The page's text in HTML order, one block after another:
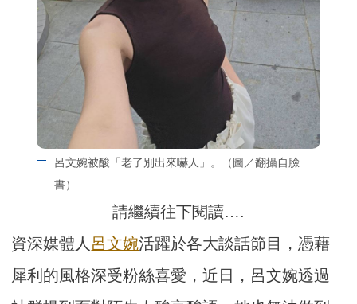
呂文婉被酸「老了別出來嚇人」。（圖／翻攝自臉
書）
請繼續往下閱讀….
資深媒體人 呂文婉活躍於各大談話節目，憑藉
犀利的風格深受粉絲喜愛，近日，呂文婉透過